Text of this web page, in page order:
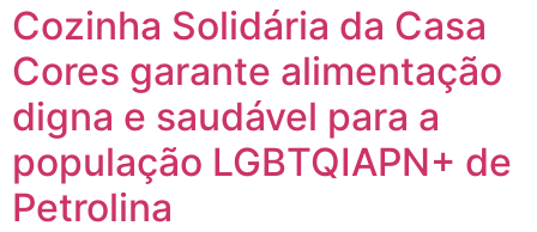
Cozinha Solidária da Casa
Cores garante alimentação
digna e saudável para a
população LGBTQIAPN+ de
Petrolina